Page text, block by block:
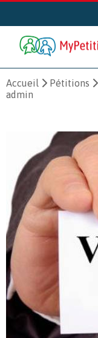
Accueil Pétitions
admin